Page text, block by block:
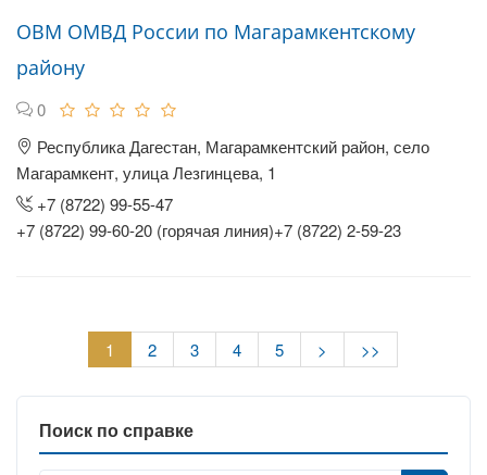
ОВМ ОМВД России по Магарамкентскому
району
0
Республика Дагестан, Магарамкентский район, село
Магарамкент, улица Лезгинцева, 1
+7 (8722) 99-55-47
+7 (8722) 99-60-20 (горячая линия)+7 (8722) 2-59-23
1 2 3 4 5 > >>
Поиск по справке